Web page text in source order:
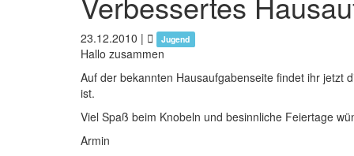
23.12.2010 | Jugend
Hallo zusammen
Auf der bekannten Hausaufgabenseite findet ihr jetzt
ist.
Viel Spaß beim Knobeln und besinnliche Feiertage
Armin